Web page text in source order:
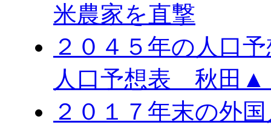
米農家を直撃
２０４５年の人口
人口予想表 秋田▲
２０１７年末の外